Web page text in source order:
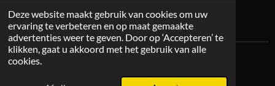
Deze website maakt gebruik van cookies om uw
ervaring te verbeteren en op maat gemaakte
advertenties weer te geven. Door op ‘Accepteren’ te
klikken, gaat u akkoord met het gebruik van alle
cookies.
© 2026 Mystichome.nl